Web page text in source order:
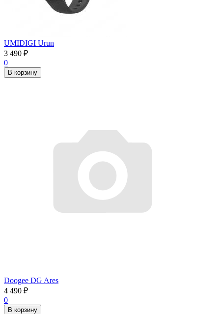
UMIDIGI Urun
3 490 ₽
0
В корзину
Doogee DG Ares
4 490 ₽
0
В корзину